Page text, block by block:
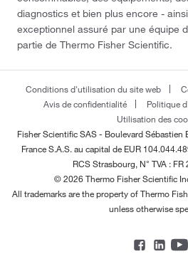
diagnostics et bien plus encore -
exceptionnel assuré par une équipe
partie de Thermo Fisher Scientific.
Conditions d'utilisation du site web
Avis de confidentialité
Politique
Utilisation des
Fisher Scientific SAS - Boulevard
FranceS.A.S. au capital de EUR
RCS Strasbourg, N° TVA :
© 2026 Thermo Fisher Scientific
All trademarks are the property of Thermo
unless otherwise